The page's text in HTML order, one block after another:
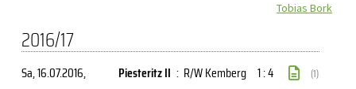
Tobias Bork
2016/17
Sa, 16.07.2016, Piesteritz II : R/W Kemberg 1 : 4 (1)